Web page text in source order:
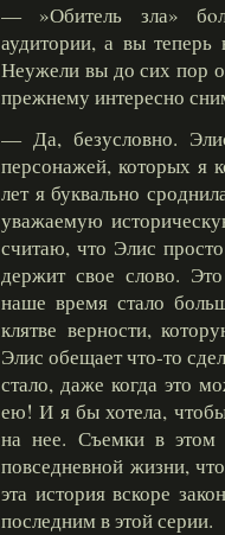
— »Обитель зла»
аудитории, а вы
Неужели вы до сих пор
прежнему интересно
— Да, безусловно.
персонажей, которых я
лет я буквально
уважаемую
считаю, что Элис
держит свое слово.
наше время стало
клятве верности,
Элис обещает что-то
стало, даже когда это
ею! И я бы хотела,
на нее. Съемки в этом
повседневной жизни,
эта история вскоре
последним в этой серии.